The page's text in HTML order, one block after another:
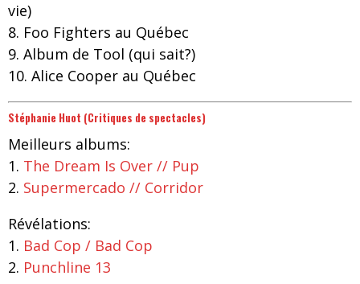
vie)
8. Foo Fighters au Québec
9. Album de Tool (qui sait?)
10. Alice Cooper au Québec
Stéphanie Huot (Critiques de spectacles)
Meilleurs albums:
1. The Dream Is Over // Pup
2. Supermercado // Corridor
Révélations:
1. Bad Cop / Bad Cop
2. Punchline 13